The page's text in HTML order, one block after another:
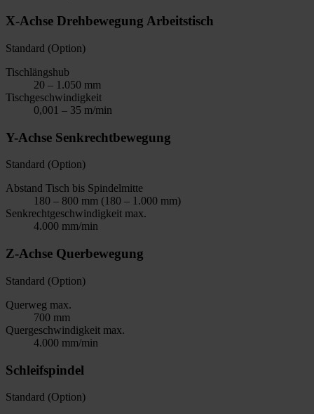
X-Achse Drehbewegung Arbeitstisch
Standard (Option)
Tischlängshub
20 – 1.050 mm
Tischgeschwindigkeit
0,001 – 35 m/min
Y-Achse Senkrechtbewegung
Standard (Option)
Abstand Tisch bis Spindelmitte
180 – 800 mm (180 – 1.000 mm)
Senkrechtgeschwindigkeit max.
4.000 mm/min
Z-Achse Querbewegung
Standard (Option)
Querweg max.
700 mm
Quergeschwindigkeit max.
4.000 mm/min
Schleifspindel
Standard (Option)